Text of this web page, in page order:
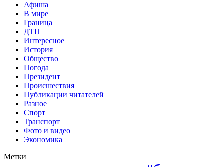
Афиша
В мире
Граница
ДТП
Интересное
История
Общество
Погода
Президент
Происшествия
Публикации читателей
Разное
Спорт
Транспорт
Фото и видео
Экономика
Метки